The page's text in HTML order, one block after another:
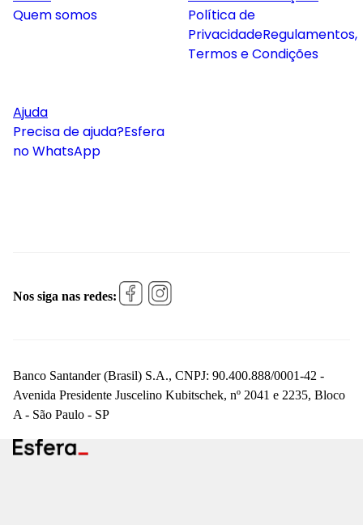
Quem somos
Política de
PrivacidadeRegulamentos,
Termos e Condições
Ajuda
Precisa de ajuda?Esfera
no WhatsApp
Nos siga nas redes:
Banco Santander (Brasil) S.A., CNPJ: 90.400.888/0001-42 -
Avenida Presidente Juscelino Kubitschek, nº 2041 e 2235, Bloco
A - São Paulo - SP